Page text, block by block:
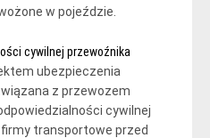
w pojeździe.
cywilnej przewoźnika
ubezpieczenia
z przewozem
cywilnej
transportowe przed